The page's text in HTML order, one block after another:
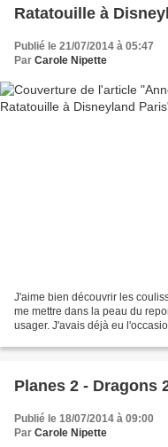
Ratatouille à
Publié le 21/07/2014 à 05:47
Par Carole Nipette
J'aime bien découvrir les
me mettre dans la peau du
usager. J'avais déjà eu
Planes 2 - Dragons
Publié le 18/07/2014 à 09:00
Par Carole Nipette